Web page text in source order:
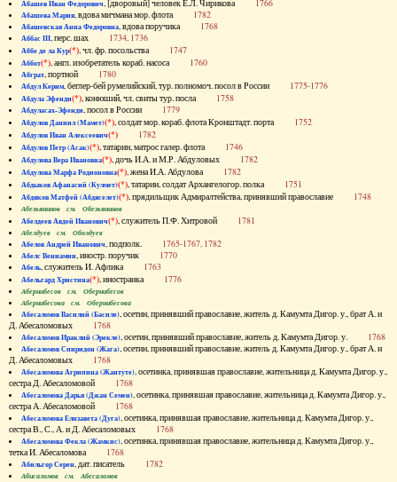
Абашев Иван Федорович, [дворовый] человек Е.Л. Чирикова 1766
Абашева Мария, вдова мичмана мор. флота 1782
Абашевская Анна Федоровна, вдова поручика 1768
Аббас III, перс. шах 1734, 1736
Аббе де ла Кур(*), чл. фр. посольства 1747
Аббот(*), англ. изобретатель кораб. насоса 1760
Абграт, портной 1780
Абдул Керим, беглер-бей румелийский, тур. полномоч. посол в России 1775-1776
Абдула Эфенди(*), конюший, чл. свиты тур. посла 1758
Абдуласах-Эфенди, посол в России 1779
Абдулов Даниил (Мамет)(*), солдат мор. кораб. флота Кронштадт. порта 1752
Абдулов Иван Алексеевич(*) 1782
Абдулов Петр (Асак)(*), татарин, матрос галер. флота 1746
Абдулова Вера Ивановна(*), дочь И.А. и М.Р. Абдуловых 1782
Абдулова Марфа Родионовна(*), жена И.А. Абдулова 1782
Абдыков Афанасий (Кулмет)(*), татарин, солдат Архангелогор. полка 1751
Абдяков Матфей (Абдяселет)(*), прядильщик Адмиралтейства, принявший православие 1748
Абезьянинов см. Обезьянинов
Абелдеев Авдей Иванович(*), служитель П.Ф. Хитровой 1781
Абелдуев см. Оболдуев
Абелов Андрей Иванович, подполк. 1765-1767, 1782
Абелс Вениамин, иностр. поручик 1770
Абель, служитель И. Афлика 1763
Абельгард Христина(*), иностранка 1776
Абернибесов см. Обернибесов
Абернибесова см. Обернибесова
Абесаломов Василий (Басиле), осетин, принявший православие, житель д. Камумта Дигор. у., брат А. и
Д. Абесаломовых 1768
Абесаломов Ираклий (Эрекле), осетин, принявший православие, житель д. Камумта Дигор. у. 1768
Абесаломов Спиридон (Жага), осетин, принявший православие, житель д. Камумта Дигор. у., брат А. и
Д. Абесаломовых 1768
Абесаломова Агрипина (Жантуте), осетинка, принявшая православие, жительница д. Камумта Дигор. у.,
сестра Д. Абесаломовой 1768
Абесаломова Дарья (Джан Семен), осетинка, принявшая православие, жительница д. Камумта Дигор. у.,
сестра А. Абесаломовой 1768
Абесаломова Елизавета (Дуга), осетинка, принявшая православие, жительница д. Камумта Дигор. у.,
сестра В., С., А. и Д. Абесаломовых 1768
Абесаломова Фекла (Жамкис), осетинка, принявшая православие, жительница д. Камумта Дигор. у.,
тетка И. Абесаломова 1768
Абильгор Серен, дат. писатель 1782
Абисаломов см. Абесаломов